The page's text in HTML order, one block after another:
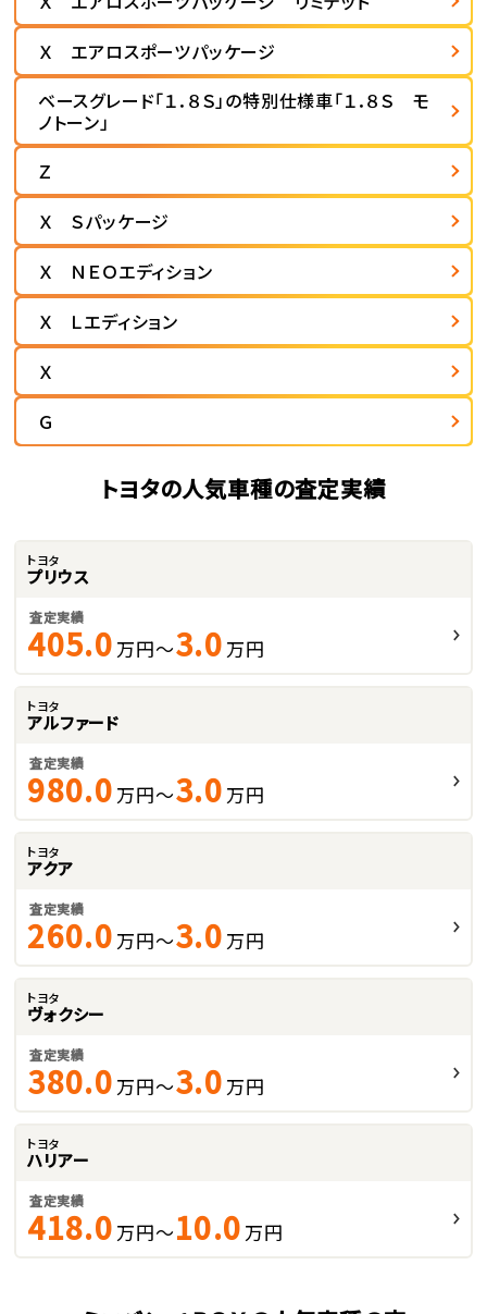
Ｘ エアロスポーツパッケージ
ベースグレード「１．８Ｓ」の特別仕様車「１．８Ｓ モ
ノトーン」
Ｚ
Ｘ Ｓパッケージ
Ｘ ＮＥＯエディション
Ｘ Ｌエディション
Ｘ
Ｇ
トヨタの人気車種の査定実績
トヨタ
プリウス
査定実績
405.0 万円～3.0 万円
トヨタ
アルファード
査定実績
980.0 万円～3.0 万円
トヨタ
アクア
査定実績
260.0 万円～3.0 万円
トヨタ
ヴォクシー
査定実績
380.0 万円～3.0 万円
トヨタ
ハリアー
査定実績
418.0 万円～10.0 万円